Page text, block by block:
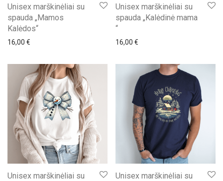
Unisex marškinėliai su
spauda „Mamos
Kalėdos“
16,00 €
Unisex marškinėliai su
spauda „Kalėdinė mama
“
16,00 €
Unisex marškinėliai su
Unisex marškinėliai su